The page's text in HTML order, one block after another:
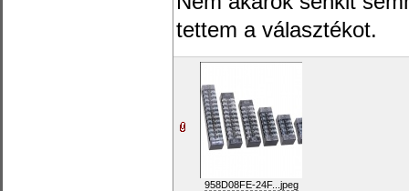
tettem a választékot.
958D08FE-24F...jpeg